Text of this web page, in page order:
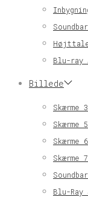
Blu-ray
Billede
Skærme
Skærme
Skærme
Skærme
Blu-